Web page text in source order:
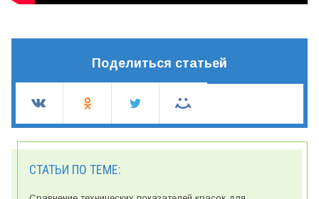
Поделиться статьей
СТАТЬИ ПО ТЕМЕ: